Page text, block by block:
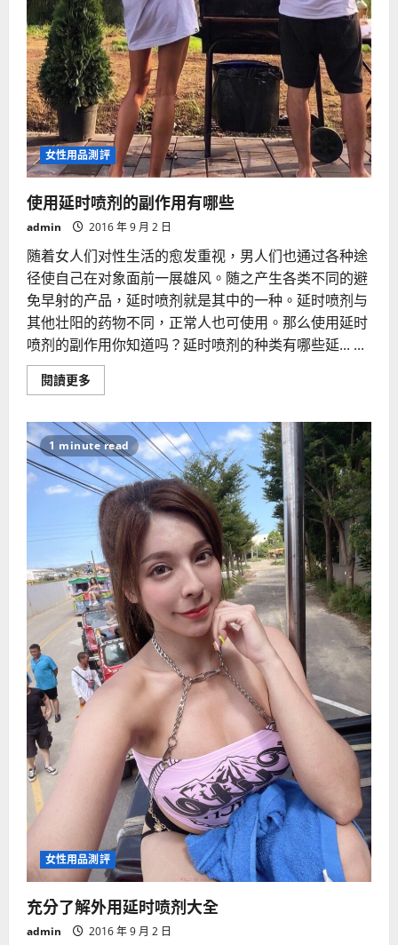
女性用品測評
使用延时喷剂的副作用有哪些
admin 2016 年 9 月 2 日
随着女人们对性生活的愈发重视，男人们也通过各种途
径使自己在对象面前一展雄风。随之产生各类不同的避
免早射的产品，延时喷剂就是其中的一种。延时喷剂与
其他壮阳的药物不同，正常人也可使用。那么使用延时
喷剂的副作用你知道吗？延时喷剂的种类有哪些延... ...
閱讀更多
more
用
延
时
喷
剂
的
副
作
用
有
哪
些
1 minute read
女性用品測評
充分了解外用延时喷剂大全
admin 2016 年 9 月 2 日